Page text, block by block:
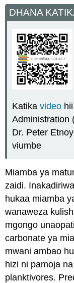
DHANA
Katikavideo
Administration
Dr. Peter
viumbe
Miamba ya
zaidi.
hukaa miamba
wanaweza
mgongo
carbonate ya
mwani ambao
hizi ni pamoja
planktivores.